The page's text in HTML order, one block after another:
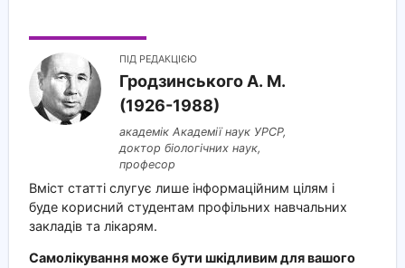
Вміст статті слугує лише інформаційним цілям і
буде корисний студентам профільних навчальних
закладів та лікарям.
Самолікування може бути шкідливим для вашого
ПІД РЕДАКЦІЄЮ
Гродзинського A. M.
(1926-1988)
академік Академії наук УРСР,
доктор біологічних наук,
професор